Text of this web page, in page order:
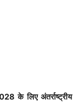
के लिए अंतर्राष्ट्रीय